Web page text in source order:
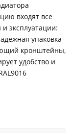
входят все
эксплуатации:
упаковка
кронштейны,
удобство и